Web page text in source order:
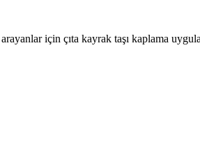
için çıta kayrak taşı kaplama